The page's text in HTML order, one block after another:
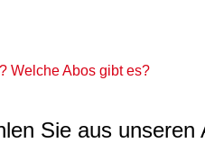
Welche Abos gibt es?
Sie aus unseren